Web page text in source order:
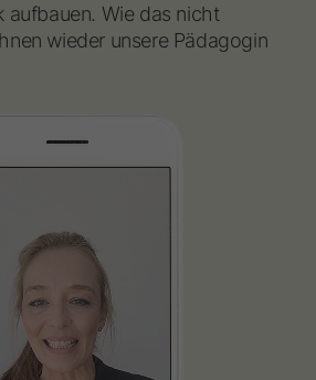
aufbauen. Wie das nicht
wieder unsere Pädagogin